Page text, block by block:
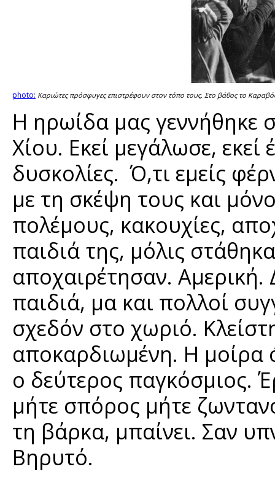
photo: Καριώτες πρόσφυγες επιστρέφουν στον τόπο τους. Στο βάθος το
Η ηρωίδα μας γεννήθηκε
Χίου. Εκεί μεγάλωσε, εκεί
δυσκολίες. Ό,τι εμείς
με τη σκέψη τους και
πολέμους, κακουχίες,
παιδιά της, μόλις
αποχαιρέτησαν.
παιδιά, μα και πολλοί
σχεδόν στο χωριό.
αποκαρδιωμένη. Η μοίρα
ο δεύτερος παγκόσμιος.
μήτε σπόρος μήτε
τη βάρκα, μπαίνει. Σαν
Βηρυτό.